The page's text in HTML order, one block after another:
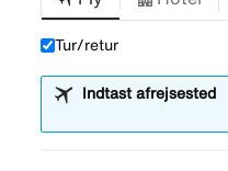
Tur/retur
Indtast afrejsested